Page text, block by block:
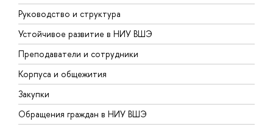
Руководство и структура
Устойчивое развитие в НИУ ВШЭ
Преподаватели и сотрудники
Корпуса и общежития
Закупки
Обращения граждан в НИУ ВШЭ